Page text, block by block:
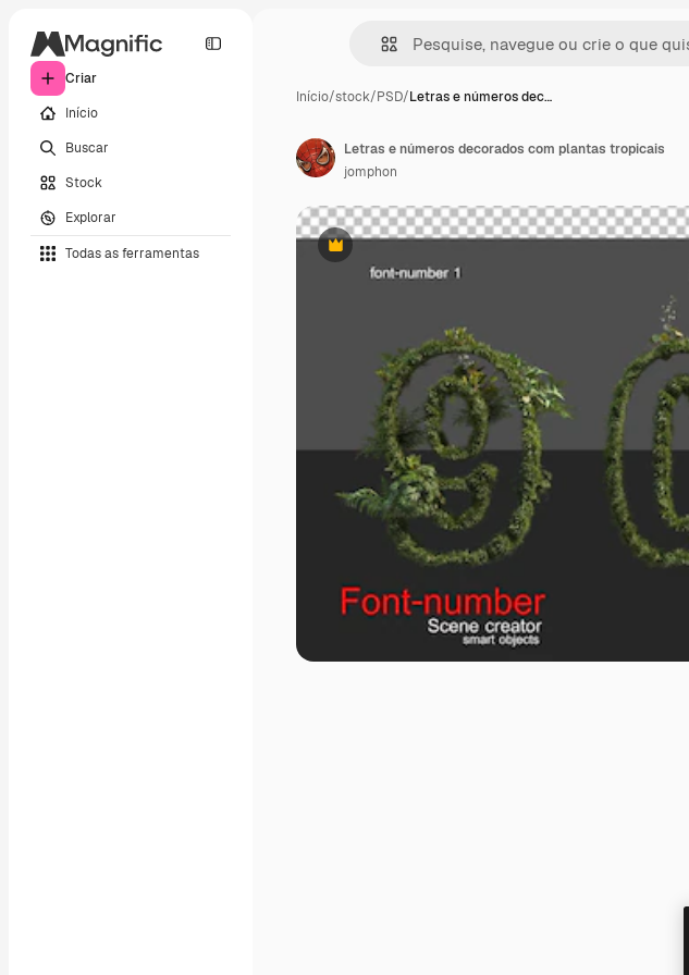
Criar
Início
Buscar
Stock
Explorar
Todas as ferramentas
Início/stock/PSD/Letras e números dec…
Premium
Letras e números decorados com plantas tropicais
jomphon